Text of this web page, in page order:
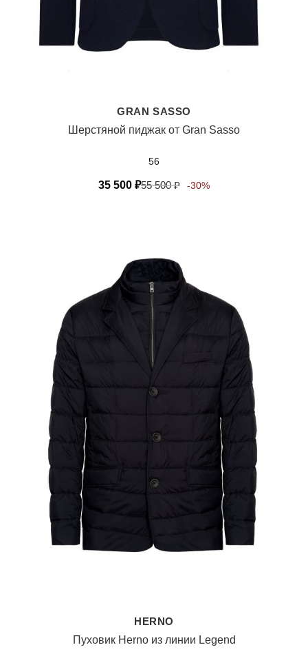
GRAN SASSO
Шерстяной пиджак от Gran Sasso
56
35 500 ₽55 500₽ -30%
HERNO
Пуховик Herno из линии Legend